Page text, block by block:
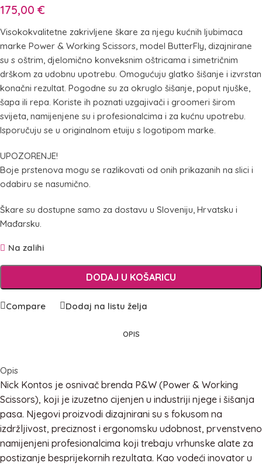
175,00 €
Visokokvalitetne zakrivljene škare za njegu kućnih ljubimaca
marke Power & Working Scissors, model ButterFly, dizajnirane
su s oštrim, djelomično konveksnim oštricama i simetričnim
drškom za udobnu upotrebu. Omogućuju glatko šišanje i izvrstan
konačni rezultat. Pogodne su za okruglo šišanje, poput njuške,
šapa ili repa. Koriste ih poznati uzgajivači i groomeri širom
svijeta, namijenjene su i profesionalcima i za kućnu upotrebu.
Isporučuju se u originalnom etuiju s logotipom marke.
UPOZORENJE!
Boje prstenova mogu se razlikovati od onih prikazanih na slici i
odabiru se nasumično.
Škare su dostupne samo za dostavu u Sloveniju, Hrvatsku i
Mađarsku.
Na zalihi
DODAJ U KOŠARICU
Compare Dodaj na listu želja
OPIS
Opis
Nick Kontos je osnivač brenda P&W (Power & Working
Scissors), koji je izuzetno cijenjen u industriji njege i šišanja
pasa. Njegovi proizvodi dizajnirani su s fokusom na
izdržljivost, preciznost i ergonomsku udobnost, prvenstveno
namijenjeni profesionalcima koji trebaju vrhunske alate za
postizanje besprijekornih rezultata. Kao vodeći inovator u